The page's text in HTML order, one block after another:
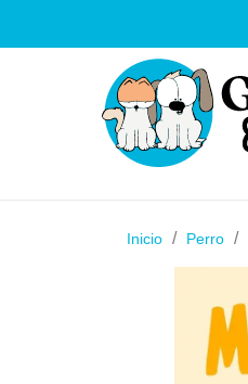
Inicio Perro